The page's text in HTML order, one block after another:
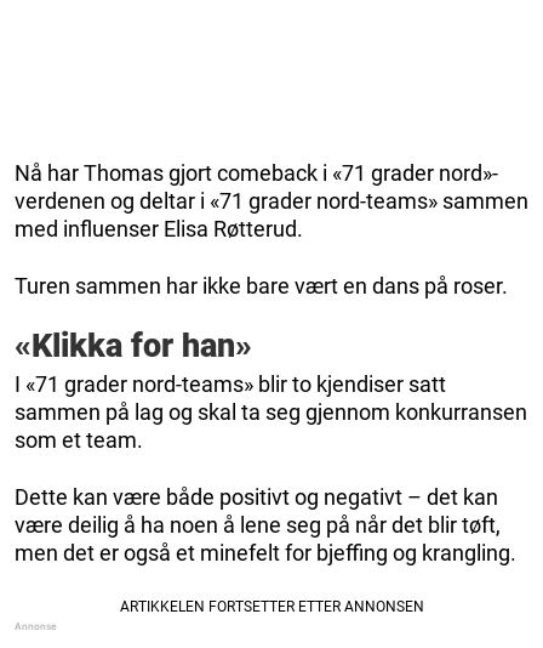
Nå har Thomas gjort comeback i «71 grader nord»-
verdenen og deltar i «71 grader nord-teams» sammen
med influenser Elisa Røtterud.
Turen sammen har ikke bare vært en dans på roser.
«Klikka for han»
I «71 grader nord-teams» blir to kjendiser satt
sammen på lag og skal ta seg gjennom konkurransen
som et team.
Dette kan være både positivt og negativt – det kan
være deilig å ha noen å lene seg på når det blir tøft,
men det er også et minefelt for bjeffing og krangling.